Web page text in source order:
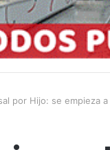
por Hijo: se empieza